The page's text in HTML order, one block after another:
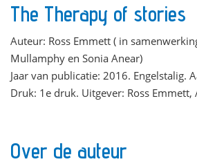
The Therapy of stories
Auteur: Ross Emmett ( in
Mullamphy en Sonia Anear)
Jaar van publicatie: 2016. Engelstalig.
Druk: 1e druk. Uitgever: Ross Emmett,
Over de auteur